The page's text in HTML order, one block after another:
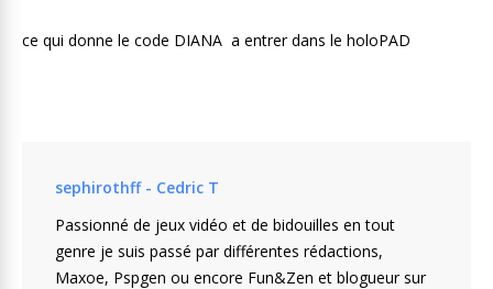
ce qui donne le code DIANA a entrer dans le holoPAD
sephirothff - Cedric T
Passionné de jeux vidéo et de bidouilles en tout
genre je suis passé par différentes rédactions,
Maxoe, Pspgen ou encore Fun&Zen et blogueur sur